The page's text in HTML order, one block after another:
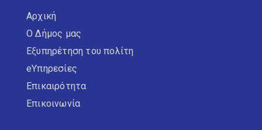
Αρχική
Ο Δήμος μας
Εξυπηρέτηση του πολίτη
eΥπηρεσίες
Επικαιρότητα
Επικοινωνία